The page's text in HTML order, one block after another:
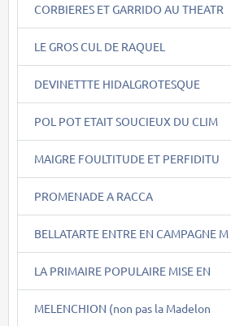
CORBIERES ET GARRIDO AU THEATR
LE GROS CUL DE RAQUEL
DEVINETTTE HIDALGROTESQUE
POL POT ETAIT SOUCIEUX DU CLIM
MAIGRE FOULTITUDE ET PERFIDITU
PROMENADE A RACCA
BELLATARTE ENTRE EN CAMPAGNE M
LA PRIMAIRE POPULAIRE MISE EN
MELENCHION (non pas la Madelon